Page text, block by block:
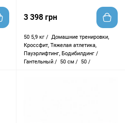
3 398 грн
50 5,9 кг / Домашние тренировки,
Кроссфит, Тяжелая атлетика,
Пауэрлифтинг, Бодибилдинг /
Гантельный /
50 см / 50 /